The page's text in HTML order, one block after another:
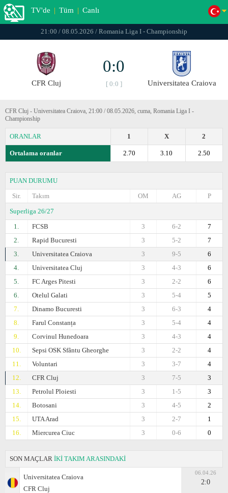
TV'de | Tüm | Canlı
21:00 / 08.05.2026 / Romania Liga I - Championship
CFR Cluj
0:0
[ 0:0 ] Universitatea Craiova
CFR Cluj - Universitatea Craiova, 21:00 / 08.05.2026, cuma, Romania Liga I -
Championship
ORANLAR 2
X
1
Ortalama oranlar 2.50
3.10
2.70
PUAN DURUMU
Sir.
Takım P
AG
OM
Superliga 26/27
1.
FCSB 7
6-2
3
2.
Rapid Bucuresti 7
5-2
3
3.
Universitatea Craiova 6
9-5
3
4.
Universitatea Cluj 6
4-3
3
5.
FC Arges Pitesti 6
2-2
3
6.
Otelul Galati 5
5-4
3
7.
Dinamo Bucuresti 4
6-3
3
8.
Farul Constanța 4
5-4
3
9.
Corvinul Hunedoara 4
4-3
3
10.
Sepsi OSK Sfântu Gheorghe 4
2-2
3
11.
Voluntari 4
3-7
3
12.
CFR Cluj 3
7-5
3
13.
Petrolul Ploiesti 3
1-5
3
14.
Botosani 2
4-5
3
15.
UTA Arad 1
2-7
3
16.
Miercurea Ciuc 0
0-6
3
SON MAÇLAR İKİ TAKIM ARASINDAKİ
Universitatea Craiova
CFR Cluj
06.04.26
2:0